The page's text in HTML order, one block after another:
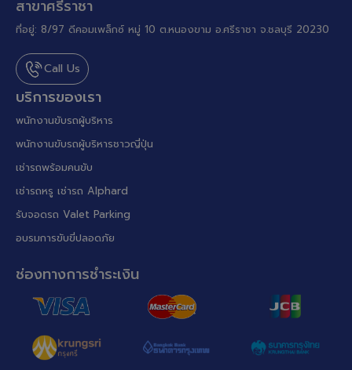
บริการของเรา
พนักงานขับรถผู้บริหาร
พนักงานขับรถผู้บริหารชาวญี่ปุ่น
เช่ารถพร้อมคนขับ
เช่ารถหรู เช่ารถ Alphard
รับจอดรถ Valet Parking
อบรมการขับขี่ปลอดภัย
สาขาศรีราชา
ที่อยู่: 8/97 ดีคอมเพล็กซ์ หมู่ 10 ต.หนองขาม อ.ศรีราชา จ.ชลบุรี 20230
Call Us
ช่องทางการชำระเงิน